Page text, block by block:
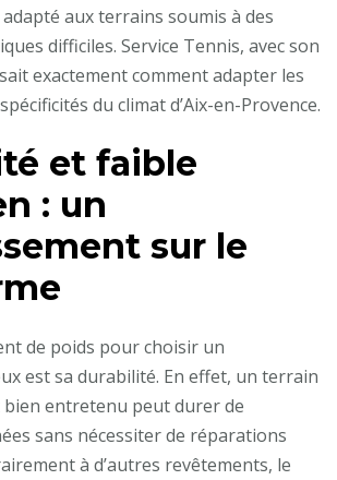
aux terrains soumis à des
difficiles. Service Tennis, avec son
exactement comment adapter les
du climat d’Aix-en-Provence.
et faible
: un
sur le
de poids pour choisir un
est sa durabilité. En effet, un terrain
entretenu peut durer de
sans nécessiter de réparations
à d’autres revêtements, le